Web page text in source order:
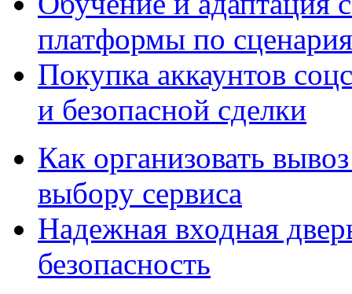
платформы по
Покупка аккаунтов
и безопасной сделки
Как организовать
выбору сервиса
Надежная входная
безопасность